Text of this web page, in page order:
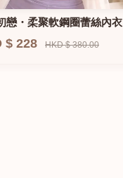
戀・柔聚軟鋼圈蕾絲內衣
$ 228 HKD $ 380.00